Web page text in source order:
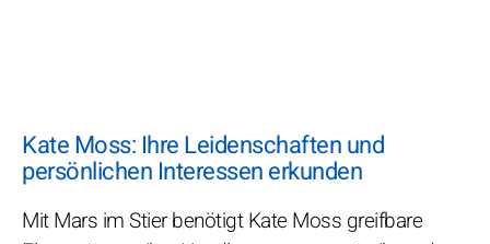
Kate Moss: Ihre Leidenschaften und
persönlichen Interessen erkunden
Mit Mars im Stier benötigt Kate Moss greifbare